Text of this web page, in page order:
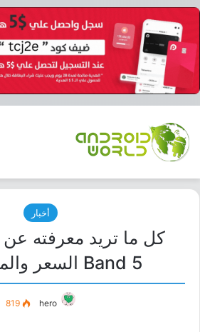
أخبار
Band 5 السعر والمواصفات
hero
819